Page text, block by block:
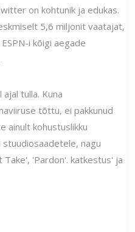
on kohtunik ja edukas.
5,6 miljonit vaatajat,
i kõigi aegade
tulla. Kuna
tõttu, ei pakkunud
ainult kohustuslikku
nagu
'Pardon'. katkestus' ja